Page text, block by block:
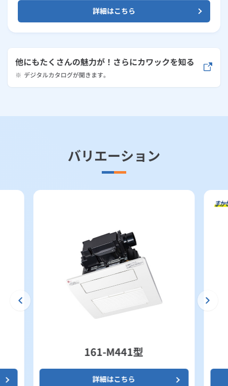
詳細はこちら
他にもたくさんの魅力が！さらにカワックを知る
※ デジタルカタログが開きます。
バリエーション
161-M441型
詳細はこちら